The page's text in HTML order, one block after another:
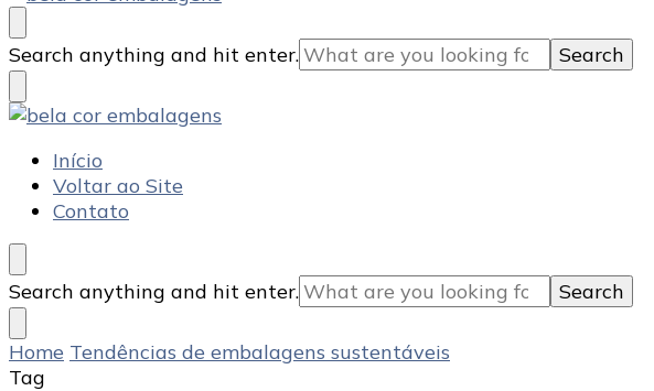
Bela Cor Embalagens
Blog
Looking
for
Something?
Search anything and hit enter.
Bela Cor Embalagens
Blog
Início
Voltar ao Site
Contato
Looking
for
Something?
Search anything and hit enter.
Home Tendências de embalagens sustentáveis
Tag